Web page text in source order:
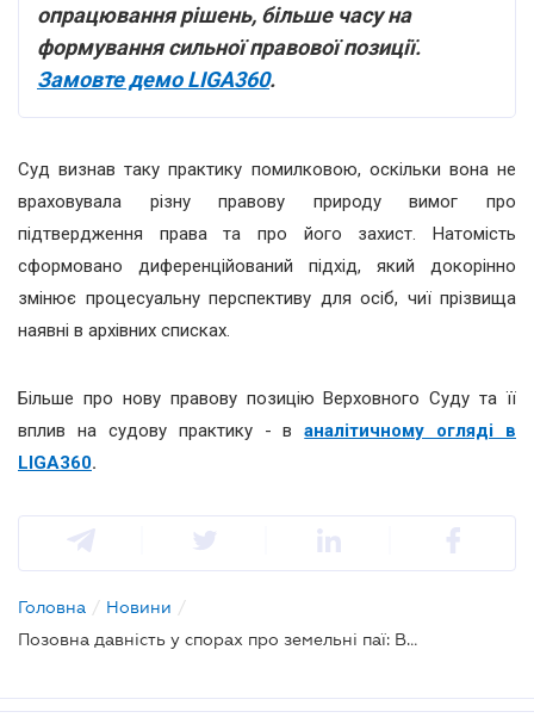
опрацювання рішень, більше часу на
формування сильної правової позиції.
Замовте демо LIGA360.
Суд визнав таку практику помилковою, оскільки вона не
враховувала різну правову природу вимог про
підтвердження права та про його захист. Натомість
сформовано диференційований підхід, який докорінно
змінює процесуальну перспективу для осіб, чиї прізвища
наявні в архівних списках.
Більше про нову правову позицію Верховного Суду та її
вплив на судову практику - ваналітичному огляді в
LIGA360.
Головна / Новини /
Позовна давність у спорах про земельні паї: Верховний Суд сформував новий підхід